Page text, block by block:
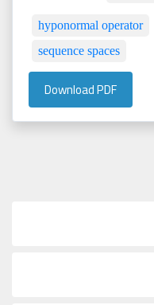
hyponormal operator
sequence spaces
Download PDF